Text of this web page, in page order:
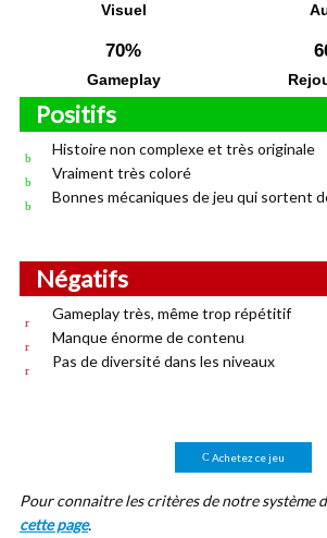
Visuel
70%
Gameplay
Positifs
Histoire non complexe et très originale
Vraiment très coloré
Bonnes mécaniques de jeu qui sortent
Négatifs
Gameplay très, même trop répétitif
Manque énorme de contenu
Pas de diversité dans les niveaux
Achetez ce jeu
Pour connaitre les critères de notre système
cette page.